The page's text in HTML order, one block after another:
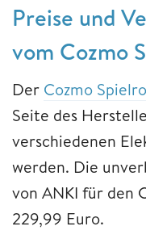
Preise und
vom Cozmo
Der Cozmo
Seite des
verschiedenen
werden. Die
von ANKI für den
229,99 Euro.